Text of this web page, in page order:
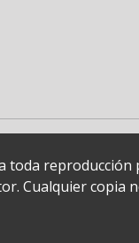
toda reproducción
Cualquier copia